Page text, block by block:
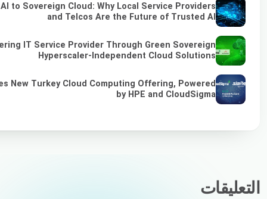
to Sovereign Cloud: Why Local Service Providers
and Telcos Are the Future of Trusted AI
IT Service Provider Through Green Sovereign
Hyperscaler-Independent Cloud Solutions
New Turkey Cloud Computing Offering, Powered
by HPE and CloudSigma
التعليقات